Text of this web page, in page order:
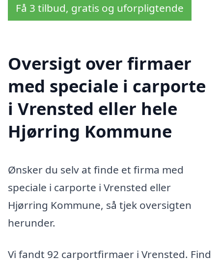
Få 3 tilbud, gratis og uforpligtende
Oversigt over firmaer
med speciale i carporte
i Vrensted eller hele
Hjørring Kommune
Ønsker du selv at finde et firma med
speciale i carporte i Vrensted eller
Hjørring Kommune, så tjek oversigten
herunder.
Vi fandt 92 carportfirmaer i Vrensted. Find